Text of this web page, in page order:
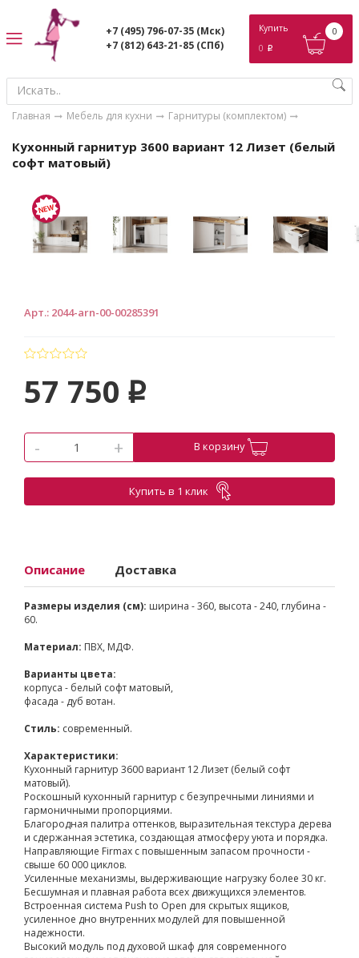
+7 (495) 796-07-35 (Мск)
+7 (812) 643-21-85 (СПб)
Купить
0 p
0
Главная Мебель для кухни Гарнитуры (комплектом)
Кухонный гарнитур 3600 вариант 12 Лизет (белый
софт матовый)
Арт.: 2044-arn-00-00285391
57 750 p
- + В корзину
Купить в 1 клик
Описание Доставка
Размеры изделия (см): ширина - 360, высота - 240, глубина -
60.
Материал: ПВХ, МДФ.
Варианты цвета:
корпуса - белый софт матовый,
фасада - дуб вотан.
Стиль: современный.
Характеристики:
Кухонный гарнитур 3600 вариант 12 Лизет (белый софт
матовый).
Роскошный кухонный гарнитур с безупречными линиями и
гармоничными пропорциями.
Благородная палитра оттенков, выразительная текстура дерева
и сдержанная эстетика, создающая атмосферу уюта и порядка.
Направляющие Firmax с повышенным запасом прочности -
свыше 60 000 циклов.
Усиленные механизмы, выдерживающие нагрузку более 30 кг.
Бесшумная и плавная работа всех движущихся элементов.
Встроенная система Push to Open для скрытых ящиков,
усиленное дно внутренних модулей для повышенной
надежности.
Высокий модуль под духовой шкаф для современного